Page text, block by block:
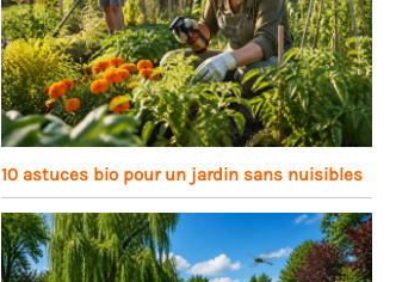
10 astuces bio pour un jardin sans nuisibles